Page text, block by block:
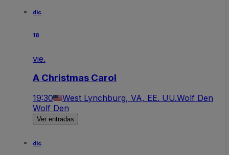
dic
18
vie.
A Christmas Carol
19:30 West Lynchburg, VA, EE. UU.Wolf Den
Wolf Den
Ver entradas
dic